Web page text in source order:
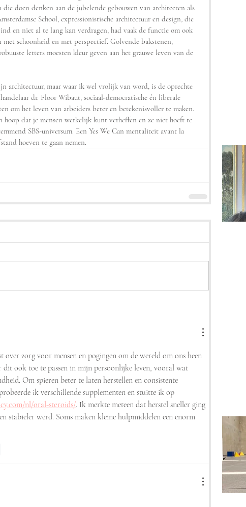
doen denken aan de jubelende gebouwen van architecten als
School, expressionistische architectuur en design, die
en niet al te lang kan verdragen, had vaak de functie om ook
schoonheid en met perspectief. Golvende bakstenen,
letters moesten kleur geven aan het grauwe leven van de
architectuur, maar waar ik wel vrolijk van word, is de oprechte
dr. Floor Wibaut, sociaal-democratische én liberale
om het leven van arbeiders beter en betekenisvoller te maken.
hoop dat je mensen werkelijk kunt verheffen en ze niet hoeft te
SBS-universum. Een Yes We Can mentaliteit avant la
hoeven te gaan nemen.
over zorg voor mensen en pogingen om de wereld om ons heen
dit ook toe te passen in mijn persoonlijke leven, vooral wat
Om spieren beter te laten herstellen en consistente
ik verschillende supplementen en stuitte ik op
nl/oral-steroids/. Ik merkte meteen dat herstel sneller ging
stabieler werd. Soms maken kleine hulpmiddelen een enorm